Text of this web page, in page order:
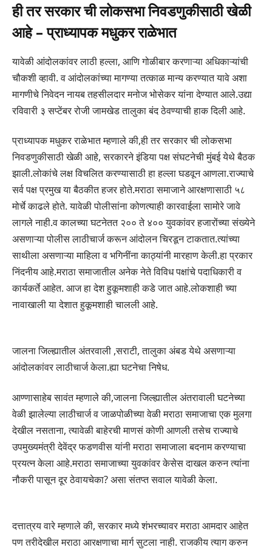
ही तर सरकार ची लोकसभा निवडणुकीसाठी खेळी
आहे – प्राध्यापक मधुकर राळेभात
यावेळी आंदोलकांवर लाठी हल्ला, आणि गोळीबार करणाऱ्या अधिकाऱ्यांची
चौकशी व्हावी. व आंदोलकांच्या मागण्या तत्काळ मान्य करण्यात यावे अशा
मागणीचे निवेदन नायब तहसीलदार मनोज भोसेकर यांना देण्यात आले.उद्या
रविवारी ३ सप्टेंबर रोजी जामखेड तालुका बंद ठेवण्याची हाक दिली आहे.
प्राध्यापक मधुकर राळेभात म्हणाले की,ही तर सरकार ची लोकसभा
निवडणुकीसाठी खेळी आहे, सरकारने इंडिया पक्ष संघटनेची मुंबई येथे बैठक
झाली.लोकांचे लक्ष विचलित करण्यासाठी हा हल्ला घडवून आणला.राज्याचे
सर्व पक्ष प्रमुख या बैठकीत हजर होते.मराठा समाजाने आरक्षणासाठी ५८
मोर्चे काढले होते. यावेळी पोलीसांना कोणत्याही कारवाईला सामोरे जावे
लागले नाही.व कालच्या घटनेतत २०० ते ४०० युवकांवर हजारोंच्या संख्येने
असणाऱ्या पोलीस लाठीचार्ज करून आंदोलन चिरडून टाकतात.त्यांच्या
साथीला असणाऱ्या माहिला व भगिनींना काठ्यांनी मारहाण केली.हा प्रकार
निंदनीय आहे.मराठा समाजातील अनेक नेते विविध पक्षांचे पदाधिकारी व
कार्यकर्ते आहेत. आज हा देश हुकूमशाही कडे जात आहे.लोकशाही च्या
नावाखाली या देशात हुकूमशाही चालली आहे.
जालना जिल्ह्यातील अंतरवाली ,सराटी, तालुका अंबड येथे असणाऱ्या
आंदोलकांवर लाठीचार्ज केला.ह्या घटनेचा निषेध.
आण्णासाहेब सावंत म्हणाले की,जालना जिल्ह्यातील अंतरावाली घटनेच्या
वेळी झालेल्या लाठीचार्ज व जाळपोळीच्या वेळी मराठा समाजाचा एक मुलगा
देखील नसताना, त्यावेळी बाहेरची माणसं कोणी आणली तसेच राज्याचे
उपमुख्यमंत्री देवेंद्र फडणवीस यांनी मराठा समाजाला बदनाम करण्याचा
प्रयत्न केला आहे.मराठा समाजाच्या युवकांवर केसेस दाखल करुन त्यांना
नौकरी पासून दूर ठेवायचेका? असा संतप्त सवाल यावेळी केला.
दत्तात्रय वारे म्हणाले की, सरकार मध्ये शंभरच्यावर मराठा आमदार आहेत
पण तरीदेखील मराठा आरक्षणाचा मार्ग सुटला नाही. राजकीय त्याग करुन